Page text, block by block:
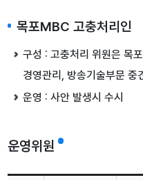
목포MBC 고충처리인
구성 : 고충처리 위원은 목
경영관리, 방송기술부문 중
운영 : 사안 발생시 수시
운영위원